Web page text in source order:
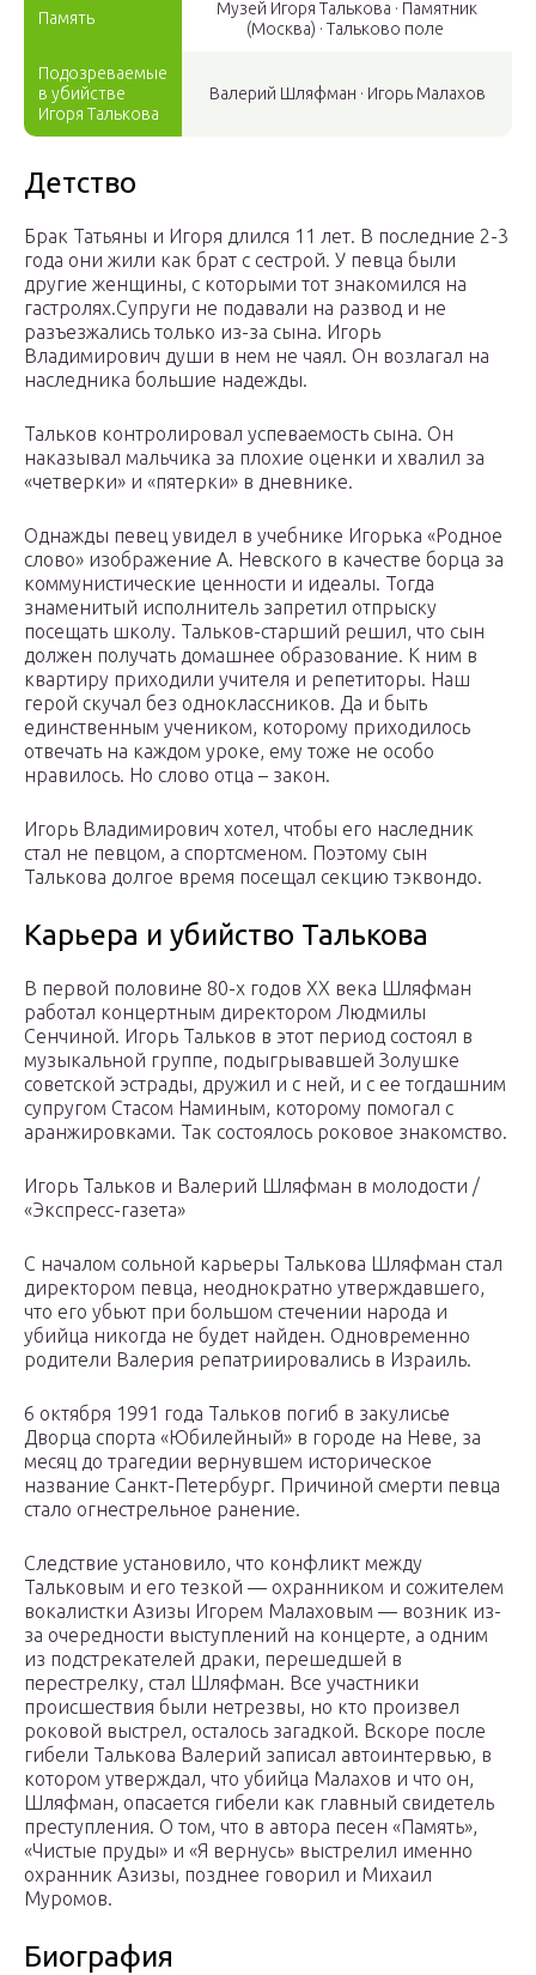
Память
Музей Игоря Талькова · Памятник
(Москва) · Тальково поле
Подозреваемые
в убийстве
Игоря Талькова
Валерий Шляфман · Игорь Малахов
Детство
Брак Татьяны и Игоря длился 11 лет. В последние 2-3
года они жили как брат с сестрой. У певца были
другие женщины, с которыми тот знакомился на
гастролях.Супруги не подавали на развод и не
разъезжались только из-за сына. Игорь
Владимирович души в нем не чаял. Он возлагал на
наследника большие надежды.
Тальков контролировал успеваемость сына. Он
наказывал мальчика за плохие оценки и хвалил за
«четверки» и «пятерки» в дневнике.
Однажды певец увидел в учебнике Игорька «Родное
слово» изображение А. Невского в качестве борца за
коммунистические ценности и идеалы. Тогда
знаменитый исполнитель запретил отпрыску
посещать школу. Тальков-старший решил, что сын
должен получать домашнее образование. К ним в
квартиру приходили учителя и репетиторы. Наш
герой скучал без одноклассников. Да и быть
единственным учеником, которому приходилось
отвечать на каждом уроке, ему тоже не особо
нравилось. Но слово отца – закон.
Игорь Владимирович хотел, чтобы его наследник
стал не певцом, а спортсменом. Поэтому сын
Талькова долгое время посещал секцию тэквондо.
Карьера и убийство Талькова
В первой половине 80-х годов XX века Шляфман
работал концертным директором Людмилы
Сенчиной. Игорь Тальков в этот период состоял в
музыкальной группе, подыгрывавшей Золушке
советской эстрады, дружил и с ней, и с ее тогдашним
супругом Стасом Наминым, которому помогал с
аранжировками. Так состоялось роковое знакомство.
Игорь Тальков и Валерий Шляфман в молодости /
«Экспресс-газета»
С началом сольной карьеры Талькова Шляфман стал
директором певца, неоднократно утверждавшего,
что его убьют при большом стечении народа и
убийца никогда не будет найден. Одновременно
родители Валерия репатриировались в Израиль.
6 октября 1991 года Тальков погиб в закулисье
Дворца спорта «Юбилейный» в городе на Неве, за
месяц до трагедии вернувшем историческое
название Санкт-Петербург. Причиной смерти певца
стало огнестрельное ранение.
Следствие установило, что конфликт между
Тальковым и его тезкой — охранником и сожителем
вокалистки Азизы Игорем Малаховым — возник из-
за очередности выступлений на концерте, а одним
из подстрекателей драки, перешедшей в
перестрелку, стал Шляфман. Все участники
происшествия были нетрезвы, но кто произвел
роковой выстрел, осталось загадкой. Вскоре после
гибели Талькова Валерий записал автоинтервью, в
котором утверждал, что убийца Малахов и что он,
Шляфман, опасается гибели как главный свидетель
преступления. О том, что в автора песен «Память»,
«Чистые пруды» и «Я вернусь» выстрелил именно
охранник Азизы, позднее говорил и Михаил
Муромов.
Биография